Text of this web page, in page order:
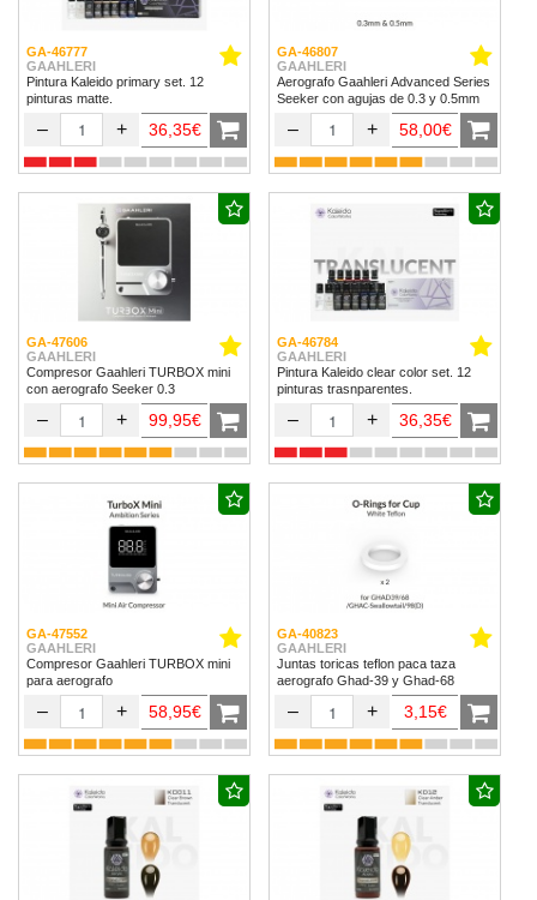
GA-46777
GAAHLERI
Pintura Kaleido primary set. 12
pinturas matte.
– + 36,35€
GA-46807
GAAHLERI
Aerografo Gaahleri Advanced Series
Seeker con agujas de 0.3 y 0.5mm
– + 58,00€
GA-47606
GAAHLERI
Compresor Gaahleri TURBOX mini
con aerografo Seeker 0.3
– + 99,95€
GA-46784
GAAHLERI
Pintura Kaleido clear color set. 12
pinturas trasnparentes.
– + 36,35€
GA-47552
GAAHLERI
Compresor Gaahleri TURBOX mini
para aerografo
– + 58,95€
GA-40823
GAAHLERI
Juntas toricas teflon paca taza
aerografo Ghad-39 y Ghad-68
– + 3,15€